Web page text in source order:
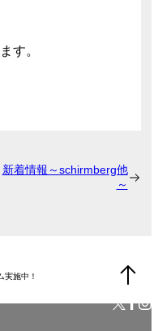
す。
新着情報～schirmberg他
～
施中！